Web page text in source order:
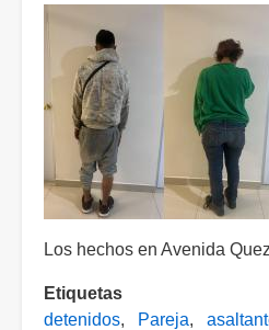
de
los
implicados
en
la
desaparición
de
un
hombre
en
Arellano
Los hechos en Avenida
Etiquetas
detenidos
Pareja